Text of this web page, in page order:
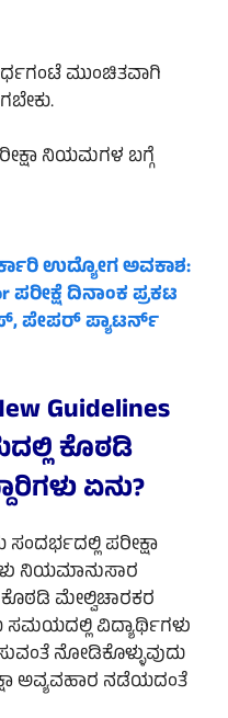
ಮುಂಚಿತವಾಗಿ
ನಿಯಮಗಳ ಬಗ್ಗೆ
ಉದ್ಯೋಗ ಅವಕಾಶ:
ಪರೀಕ್ಷೆ ದಿನಾಂಕ ಪ್ರಕಟ
ಪೇಪರ್ ಪ್ಯಾಟರ್ನ್
Guidelines
ಕೊಠಡಿ
ಏನು?
ಪರೀಕ್ಷಾ
ನಿಯಮಾನುಸಾರ
ಮೇಲ್ವಿಚಾರಕರ
ಸಮಯದಲ್ಲಿ ವಿದ್ಯಾರ್ಥಿಗಳು
ನೋಡಿಕೊಳ್ಳುವುದು
ಅವ್ಯವಹಾರ ನಡೆಯದಂತೆ